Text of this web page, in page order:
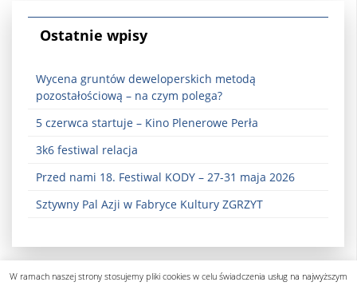
Ostatnie wpisy
Wycena gruntów deweloperskich metodą
pozostałościową – na czym polega?
5 czerwca startuje – Kino Plenerowe Perła
3k6 festiwal relacja
Przed nami 18. Festiwal KODY – 27-31 maja 2026
Sztywny Pal Azji w Fabryce Kultury ZGRZYT
W ramach naszej strony stosujemy pliki cookies w celu świadczenia usług na najwyższym